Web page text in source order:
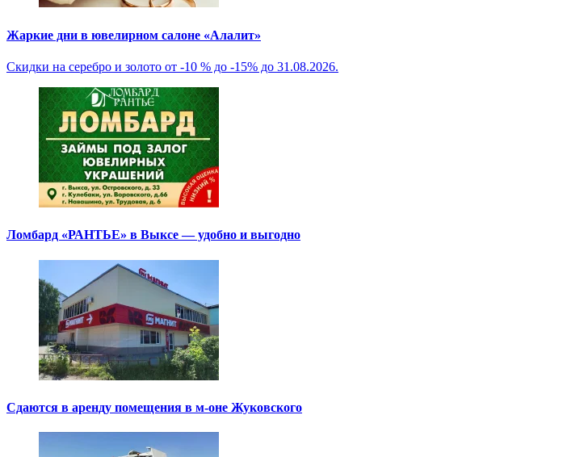
Жаркие дни в ювелирном салоне «Алалит»
Скидки на серебро и золото от -10 % до -15% до 31.08.2026.
Ломбард «РАНТЬЕ» в Выксе — удобно и выгодно
Сдаются в аренду помещения в м-оне Жуковского